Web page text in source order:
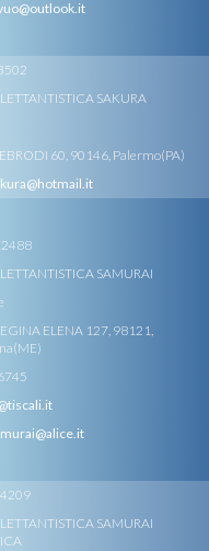
SAKURA
60, 90146, Palermo(PA)
SAMURAI
ELENA 127, 98121,
SAMURAI